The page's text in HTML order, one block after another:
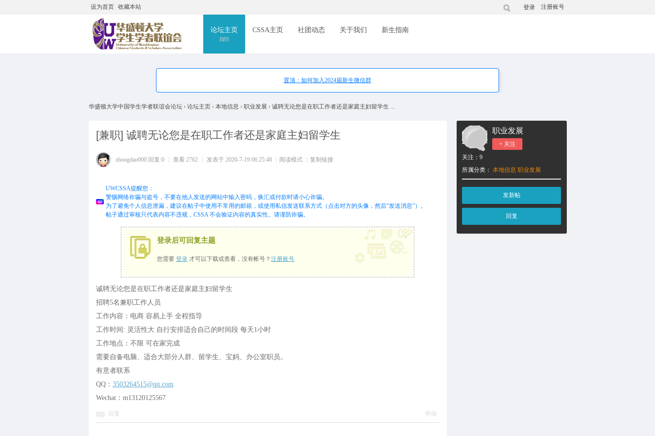
设为首页 收藏本站 注册账号
登录
论坛主页
BBS
CSSA主页 社团动态 关于我们 新生指南
置顶：如何加入2024届新生微信群
华盛顿大学中国学生学者联谊会论坛 › 论坛主页 › 本地信息 › 职业发展 › 诚聘无论您是在职工作者还是家庭主妇留学生 ...
[兼职] 诚聘无论您是在职工作者还是家庭主妇留学生
zhongdao000 回复:0 查看:2762 发表于 2020-7-19 06:25:48 阅读模式 复制链接
UWCSSA提醒您：
警惕网络诈骗与盗号，不要在他人发送的网站中输入密码，换汇或付款时请小心诈骗。
为了避免个人信息泄漏，建议在帖子中使用不常用的邮箱，或使用私信发送联系方式（点击对方的头像，然后“发送消息”）。
帖子通过审核只代表内容不违规，CSSA 不会验证内容的真实性。请谨防诈骗。
登录后可回复主题
您需要登录 才可以下载或查看，没有帐号？注册账号
x
诚聘无论您是在职工作者还是家庭主妇留学生
招聘5名兼职工作人员
工作内容：电商 容易上手 全程指导
工作时间: 灵活性大 自行安排适合自己的时间段 每天1小时
工作地点：不限 可在家完成
需要自备电脑、适合大部分人群、留学生、宝妈、办公室职员。
有意者联系
QQ： 3503264515@qq.com
Wechat：m13120125567
回复 举报
职业发展
+ 关注
关注： 9
所属分类： 本地信息 职业发展
发新帖
回复